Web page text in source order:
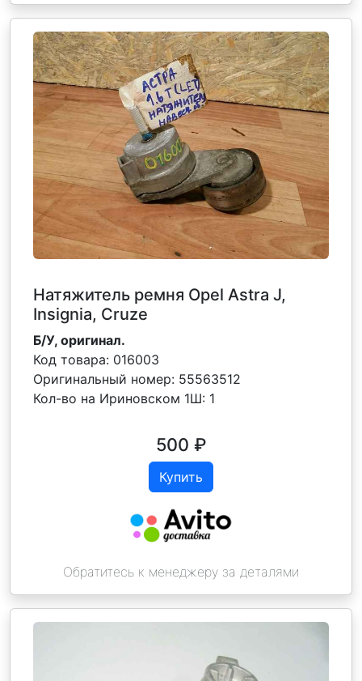
Натяжитель ремня Opel Astra J,
Insignia, Cruze
Б/У, оригинал.
Код товара: 016003
Оригинальный номер: 55563512
Кол-во на Ириновском 1Ш: 1
500 ₽
Купить
Обратитесь к менеджеру за деталями